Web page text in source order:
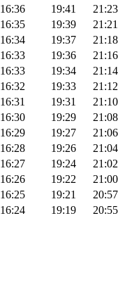
16:36 19:41
21:23
16:35 19:39
21:21
16:34 19:37
21:18
16:33 19:36
21:16
16:33 19:34
21:14
16:32 19:33
21:12
16:31 19:31
21:10
16:30 19:29
21:08
16:29 19:27
21:06
16:28 19:26
21:04
16:27 19:24
21:02
16:26 19:22
21:00
16:25 19:21
20:57
16:24 19:19 20:55